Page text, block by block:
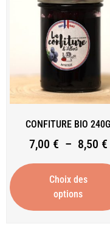
CONFITURE BIO 240G
7,00 € – 8,50 €
Choix des
options